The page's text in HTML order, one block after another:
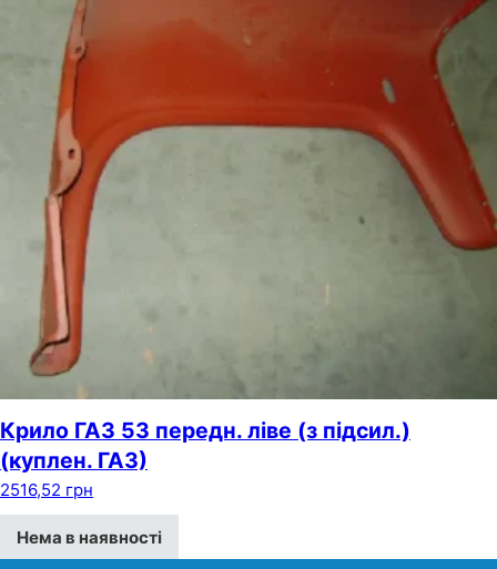
Крило ГАЗ 53 передн. ліве (з підсил.)
(куплен. ГАЗ)
2516,52 грн
Нема в наявності